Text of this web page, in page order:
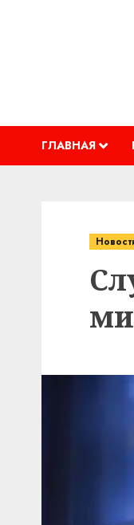
ГЛАВНАЯ